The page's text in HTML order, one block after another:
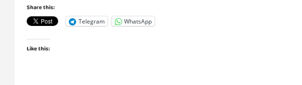
Share this:
Telegram WhatsApp
Like this: